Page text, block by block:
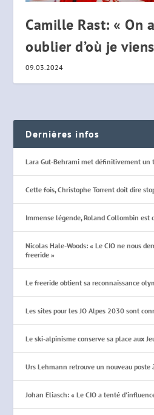
Camille Rast: « On
oublier d’où je
09.03.2024
Dernières infos
Lara Gut-Behrami met définitivement un
Cette fois, Christophe Torrent doit dire
Immense légende, Roland Collombin est
Nicolas Hale-Woods: « Le CIO ne nous
freeride »
Le freeride obtient sa reconnaissance
Les sites pour les JO Alpes 2030 sont
Le ski-alpinisme conserve sa place aux
Urs Lehmann retrouve un nouveau poste
Johan Eliasch: « Le CIO a tenté